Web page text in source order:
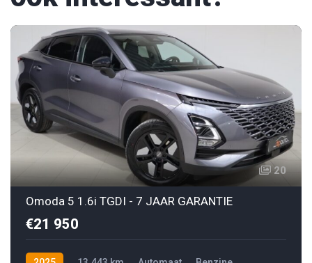
20
Omoda 5 1.6i TGDI - 7 JAAR GARANTIE
€21 950